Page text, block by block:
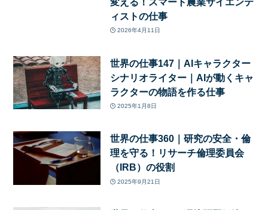
ィストの仕事
2026年4月11日
世界の仕事147｜AIキャラクター
シナリオライター｜AIが動くキャ
ラクターの物語を作る仕事
2025年1月8日
世界の仕事360｜研究の安全・倫
理を守る！リサーチ倫理委員会
（IRB）の役割
2025年9月21日